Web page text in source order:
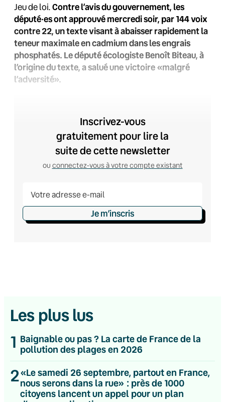
Jeu de loi.Contre l’avis du gouvernement, les
député·es ont approuvé mercredi soir, par 144 voix
contre 22, un texte visant à abaisser rapidement la
teneur maximale en cadmium dans les engrais
phosphatés. Le député écologiste Benoît Biteau, à
l’origine du texte, a salué une victoire «malgré
l’adversité».
Inscrivez-vous
gratuitement pour lire la
suite de cette newsletter
ou connectez-vous à votre compte existant
Je m’inscris
Les plus lus
1 Baignable ou pas ? La carte de France de la
pollution des plages en 2026
2«Le samedi 26 septembre, partout en France,
nous serons dans la rue» : près de 1000
citoyens lancent un appel pour un plan